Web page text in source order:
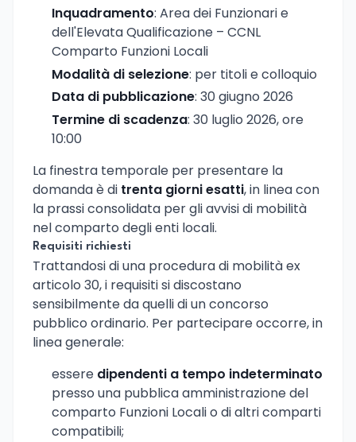
Inquadramento: Area dei Funzionari e
dell'Elevata Qualificazione – CCNL
Comparto Funzioni Locali
Modalità di selezione: per titoli e colloquio
Data di pubblicazione: 30 giugno 2026
Termine di scadenza: 30 luglio 2026, ore
10:00
La finestra temporale per presentare la
domanda è di trenta giorni esatti, in linea con
la prassi consolidata per gli avvisi di mobilità
nel comparto degli enti locali.
Requisiti richiesti
Trattandosi di una procedura di mobilità ex
articolo 30, i requisiti si discostano
sensibilmente da quelli di un concorso
pubblico ordinario. Per partecipare occorre, in
linea generale:
essere dipendenti a tempo indeterminato
presso una pubblica amministrazione del
comparto Funzioni Locali o di altri comparti
compatibili;